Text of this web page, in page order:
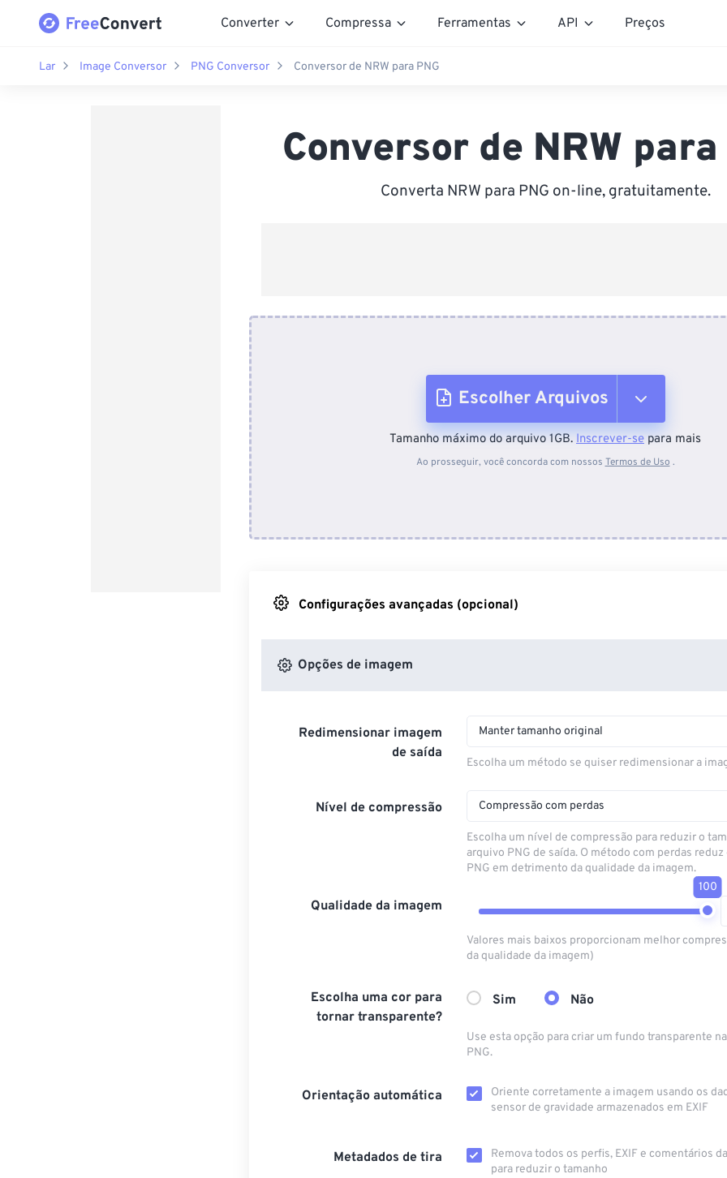
Converter Compressa Ferramentas API Preços
Lar Image Conversor PNG Conversor Conversor de NRW para PNG
Conversor de NRW para
Converta NRW para PNG on-line, gratuitamente.
Escolher Arquivos
Do dispositivo
Tamanho máximo do arquivo 1GB. Inscrever-se para mais
Ao prosseguir, você concorda com nossos Termos de Uso .
Configurações avançadas (opcional)
Opções de imagem
Redimensionar imagem
de saída
Manter tamanho original
Escolha um método se quiser redimensionar a
Nível de compressão Compressão com perdas
Escolha um nível de compressão para reduzir o
arquivo PNG de saída. O método com perdas
PNG em detrimento da qualidade da imagem.
Qualidade da imagem
100
Valores mais baixos proporcionam melhor
da qualidade da imagem)
Escolha uma cor para
tornar transparente?
Sim Não
Use esta opção para criar um fundo transparente
PNG.
Orientação automática
Oriente corretamente a imagem usando os
sensor de gravidade armazenados em EXIF
Metadados de tira
Remova todos os perfis, EXIF ​​e comentários
para reduzir o tamanho